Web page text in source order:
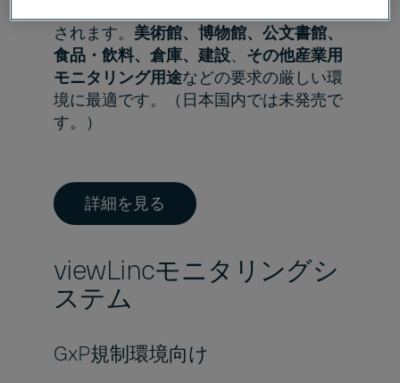
されます。 美術館、博物館、公文書館、
食品・飲料、 倉庫、建設、 その他産業用
モニタリング用途などの要求の厳しい環
境に最適です。（日本国内では未発売で
す。）
詳細を見る
viewLincモニタリングシ
ステム
GxP規制環境向け